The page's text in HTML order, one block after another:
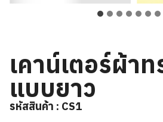
เคาน์เตอร์ผ้า
แบบยาว
รหัสสินค้า : CS1